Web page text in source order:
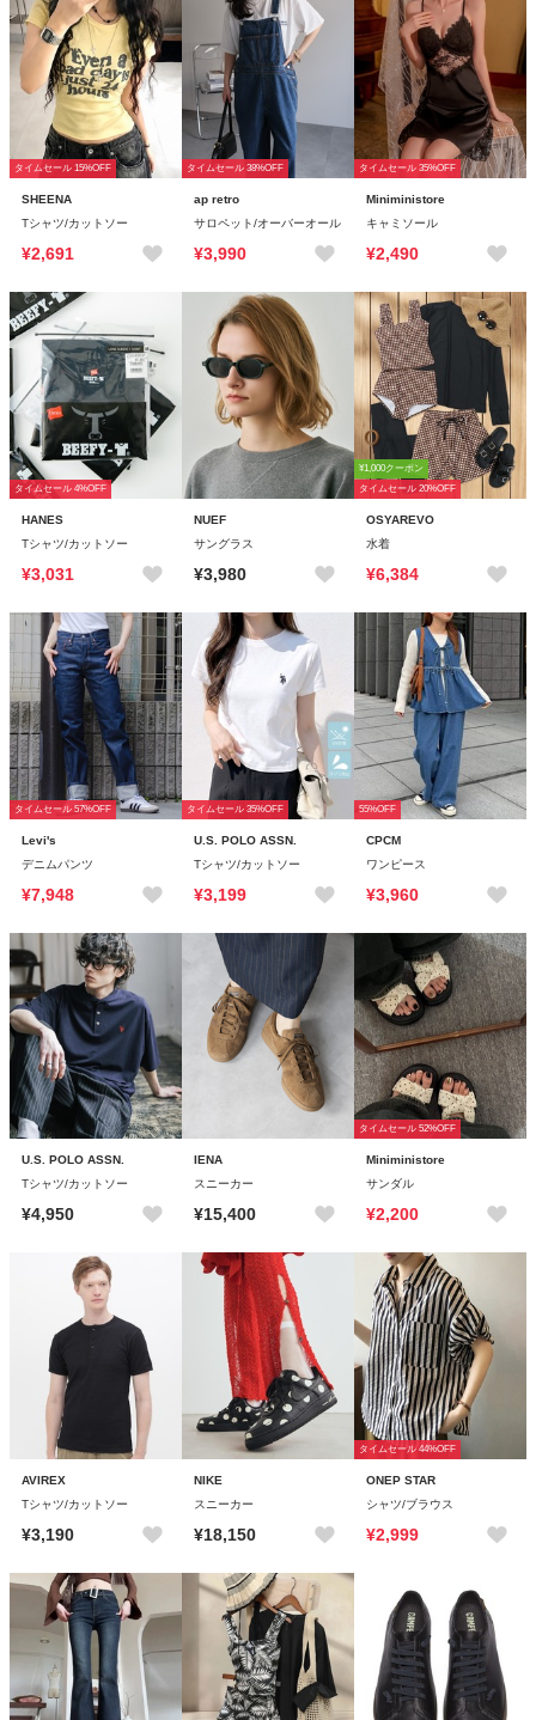
タイムセール 15%OFF
SHEENA
Tシャツ/カットソー
¥2,691
タイムセール 38%OFF
ap retro
サロペット/オーバーオール
¥3,990
タイムセール 35%OFF
Miniministore
キャミソール
¥2,490
タイムセール 4%OFF
HANES
Tシャツ/カットソー
¥3,031
NUEF
サングラス
¥3,980
¥1,000クーポン
タイムセール 20%OFF
OSYAREVO
水着
¥6,384
タイムセール 57%OFF
Levi's
デニムパンツ
¥7,948
タイムセール 35%OFF
U.S. POLO ASSN.
Tシャツ/カットソー
¥3,199
55%OFF
CPCM
ワンピース
¥3,960
U.S. POLO ASSN.
Tシャツ/カットソー
¥4,950
IENA
スニーカー
¥15,400
タイムセール 52%OFF
Miniministore
サンダル
¥2,200
AVIREX
Tシャツ/カットソー
¥3,190
NIKE
スニーカー
¥18,150
タイムセール 44%OFF
ONEP STAR
シャツ/ブラウス
¥2,999